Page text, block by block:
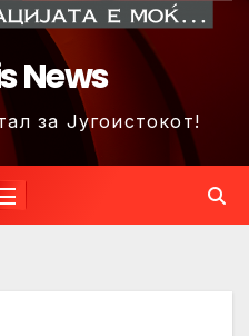
News
за Југоистокот!